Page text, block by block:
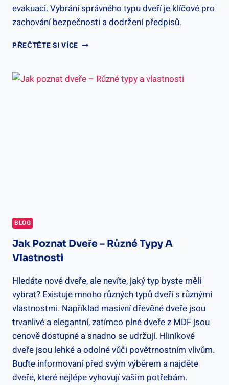
evakuaci. Vybrání správného typu dveří je klíčové pro
zachování bezpečnosti a dodržení předpisů.
PŘEČTĚTE SI VÍCEPROTIPOŽÁRNÍ
CENA
–
BLOG
Jak Poznat Dveře – Různé Typy A
Vlastnosti
Hledáte nové dveře, ale nevíte, jaký typ byste měli
vybrat? Existuje mnoho různých typů dveří s různými
vlastnostmi. Například masivní dřevěné dveře jsou
trvanlivé a elegantní, zatímco plné dveře z MDF jsou
cenově dostupné a snadno se udržují. Hliníkové
dveře jsou lehké a odolné vůči povětrnostním vlivům.
Buďte informovaní před svým výběrem a najděte
dveře, které nejlépe vyhovují vašim potřebám.